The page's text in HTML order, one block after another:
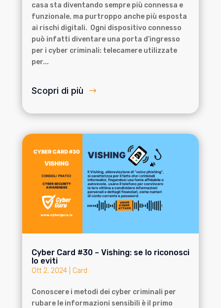
casa sta diventando sempre più connessa e
funzionale, ma purtroppo anche più esposta
ai rischi digitali. Ogni dispositivo connesso
può infatti diventare una porta d’ingresso
per i cyber criminali: telecamere utilizzate
per...
Scopri di più
Cyber Card #30 – Vishing: se lo riconosci
lo eviti
Ott 2, 2024| Card
Conoscere i metodi dei cyber criminali per
rubare le informazioni sensibili è il primo